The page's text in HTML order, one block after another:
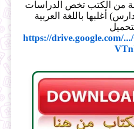
من الكتب تخص الدراسات
أغلبها باللغة العربية
https://drive.google.com/